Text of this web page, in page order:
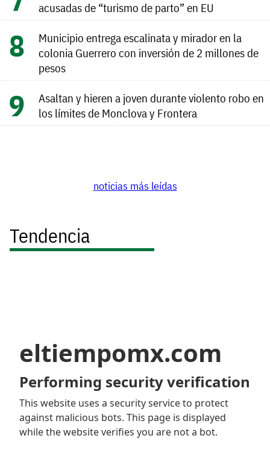
acusadas de “turismo de parto” en EU
Municipio entrega escalinata y mirador en la
colonia Guerrero con inversión de 2 millones de
pesos
Asaltan y hieren a joven durante violento robo en
los límites de Monclova y Frontera
noticias más leídas
Tendencia